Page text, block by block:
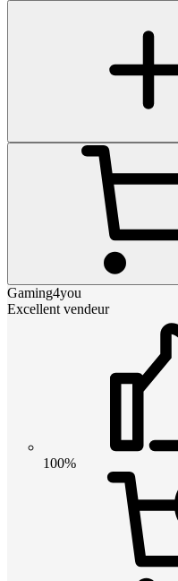
Gaming4you
Excellent vendeur
100%